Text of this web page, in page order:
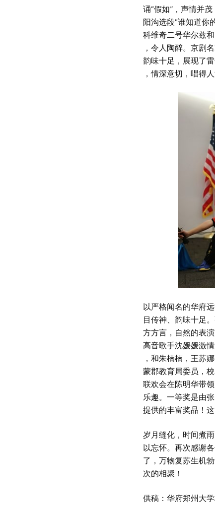
诵“假如”，声情并
阳沟选段“谁知道你
科维奇二号华尔兹
，令人陶醉。京剧
韵味十足，展现了
，情深意切，唱得
以严格闻名的华府
目传神、韵味十足
方方言，自然的表
高音歌手沈媛媛激
，和朱楠楠，王苏
蒙郡教育局委员，
联欢会在陈明华带
乐趣。一等奖是由
提供的丰富奖品！
岁月缝化，时间煮
以忘怀。再次感谢
了，万物复苏生机
次的相聚！
供稿：华府郑州大